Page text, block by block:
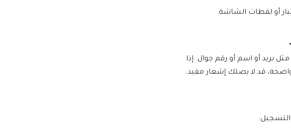
أو لقطات الشاشة.
بريد أو اسم أو رقم جوال. إذا
واضحة، قد لا يصلك إشعار مفيد.
التسجيل: